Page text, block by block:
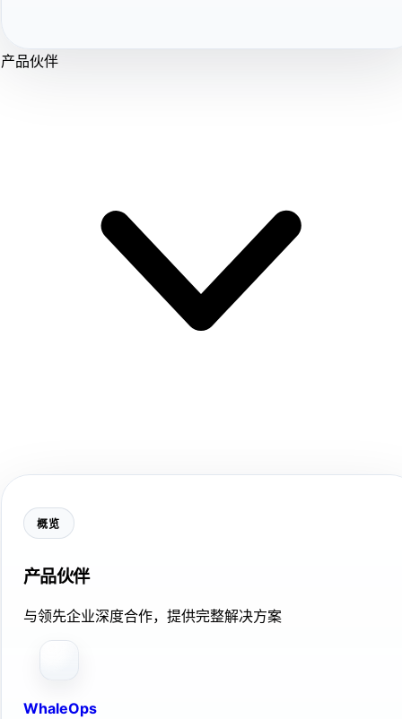
产品伙伴
概览
产品伙伴
与领先企业深度合作，提供完整解决方案
WhaleOps